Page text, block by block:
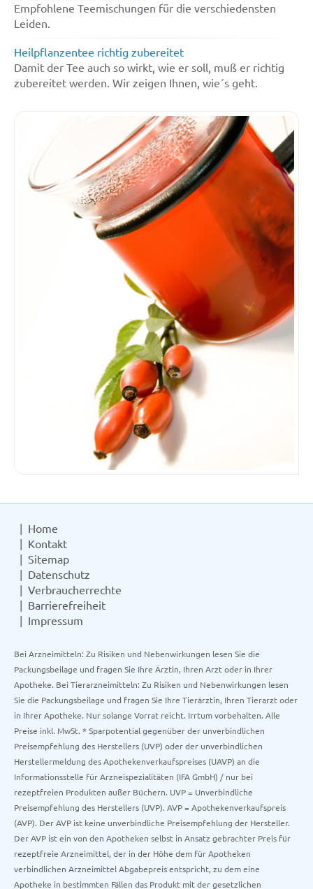
Empfohlene Teemischungen für die verschiedensten
Leiden.
Heilpflanzentee richtig zubereitet
Damit der Tee auch so wirkt, wie er soll, muß er richtig
zubereitet werden. Wir zeigen Ihnen, wie´s geht.
Home
Kontakt
Sitemap
Datenschutz
Verbraucherrechte
Barrierefreiheit
Impressum
Bei Arzneimitteln: Zu Risiken und Nebenwirkungen lesen Sie die
Packungsbeilage und fragen Sie Ihre Ärztin, Ihren Arzt oder in Ihrer
Apotheke. Bei Tierarzneimitteln: Zu Risiken und Nebenwirkungen lesen
Sie die Packungsbeilage und fragen Sie Ihre Tierärztin, Ihren Tierarzt oder
in Ihrer Apotheke. Nur solange Vorrat reicht. Irrtum vorbehalten. Alle
Preise inkl. MwSt. * Sparpotential gegenüber der unverbindlichen
Preisempfehlung des Herstellers (UVP) oder der unverbindlichen
Herstellermeldung des Apothekenverkaufspreises (UAVP) an die
Informationsstelle für Arzneispezialitäten (IFA GmbH) / nur bei
rezeptfreien Produkten außer Büchern. UVP = Unverbindliche
Preisempfehlung des Herstellers (UVP). AVP = Apothekenverkaufspreis
(AVP). Der AVP ist keine unverbindliche Preisempfehlung der Hersteller.
Der AVP ist ein von den Apotheken selbst in Ansatz gebrachter Preis für
rezeptfreie Arzneimittel, der in der Höhe dem für Apotheken
verbindlichen Arzneimittel Abgabepreis entspricht, zu dem eine
Apotheke in bestimmten Fällen das Produkt mit der gesetzlichen